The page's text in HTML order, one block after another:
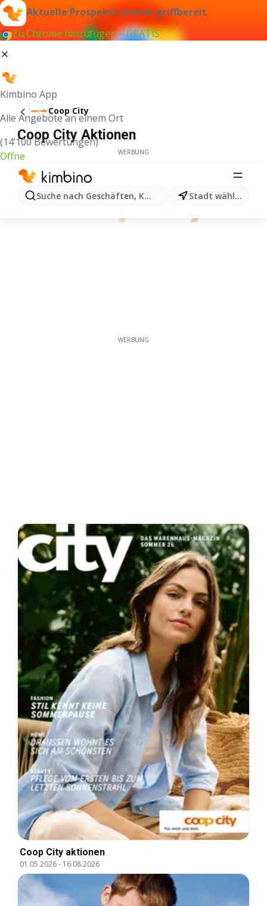
Aktuelle Prospekte immer griffbereit
Zu Chrome hinzufügen – GRATIS
Kimbino App
Alle Angebote an einem Ort
(14’100 Bewertungen)
Öffne
Suche nach Geschäften, Kategorien, Produkten...
Stadt wählen
Coop City
Coop City Aktionen
WERBUNG
WERBUNG
Coop City aktionen
01.05.2026- 16.08.2026